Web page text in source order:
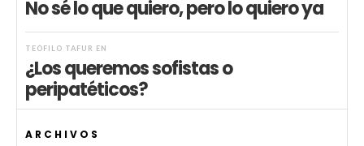
No sé lo que quiero, pero lo quiero ya
TEÓFILO TAFUR EN
¿Los queremos sofistas o
peripatéticos?
ARCHIVOS